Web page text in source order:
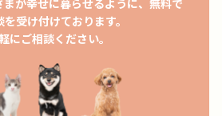
が幸せに暮らせるように、無料で
を受け付けております。
にご相談ください。